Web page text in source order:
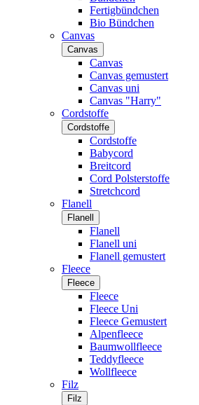
Fertigbündchen
Bio Bündchen
Canvas
Canvas
Canvas
Canvas gemustert
Canvas uni
Canvas "Harry"
Cordstoffe
Cordstoffe
Cordstoffe
Babycord
Breitcord
Cord Polsterstoffe
Stretchcord
Flanell
Flanell
Flanell
Flanell uni
Flanell gemustert
Fleece
Fleece
Fleece
Fleece Uni
Fleece Gemustert
Alpenfleece
Baumwollfleece
Teddyfleece
Wollfleece
Filz
Filz